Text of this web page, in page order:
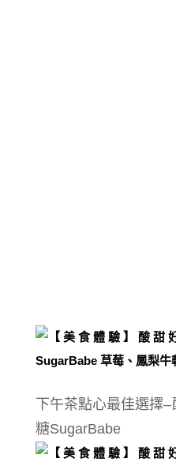
下午茶點心最佳選擇
糖SugarBabe